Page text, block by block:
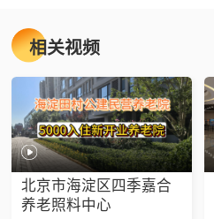
相关视频
北京市海淀区四季嘉合
养老照料中心